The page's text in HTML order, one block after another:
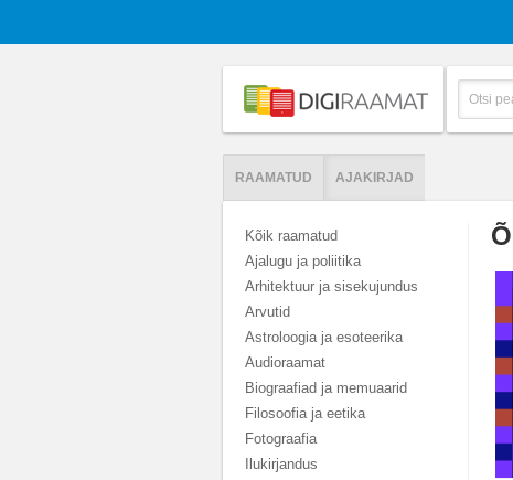
RAAMATUD AJAKIRJAD
Kõik raamatud
Ajalugu ja poliitika
Arhitektuur ja sisekujundus
Arvutid
Astroloogia ja esoteerika
Audioraamat
Biograafiad ja memuaarid
Filosoofia ja eetika
Fotograafia
Ilukirjandus